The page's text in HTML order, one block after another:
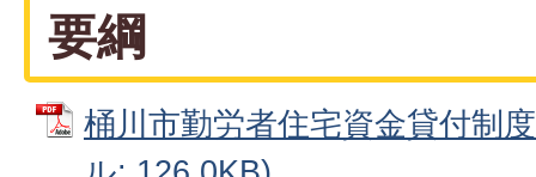
要綱
桶川市勤労者住宅資金貸付制